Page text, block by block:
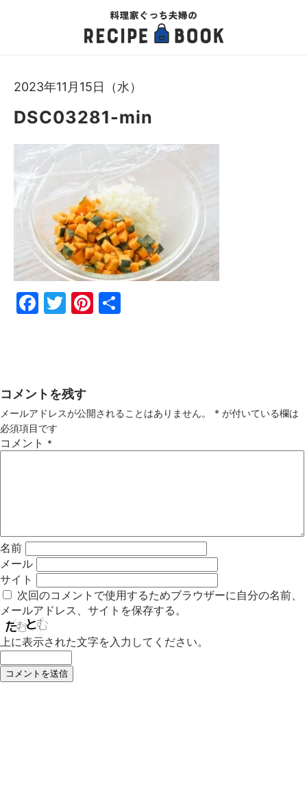
2023年11月15日（水）
DSC03281-min
Fac
Twi
Pin
コメントを残す
メールアドレスが公開されることはありません。 * が付いている欄は
必須項目です
コメント *
名前
メール
サイト
次回のコメントで使用するためブラウザーに自分の名前、
メールアドレス、サイトを保存する。
上に表示された文字を入力してください。